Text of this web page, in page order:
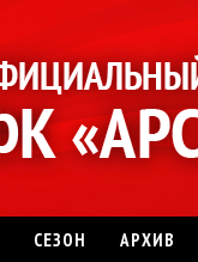
СЕЗОН АРХИВ